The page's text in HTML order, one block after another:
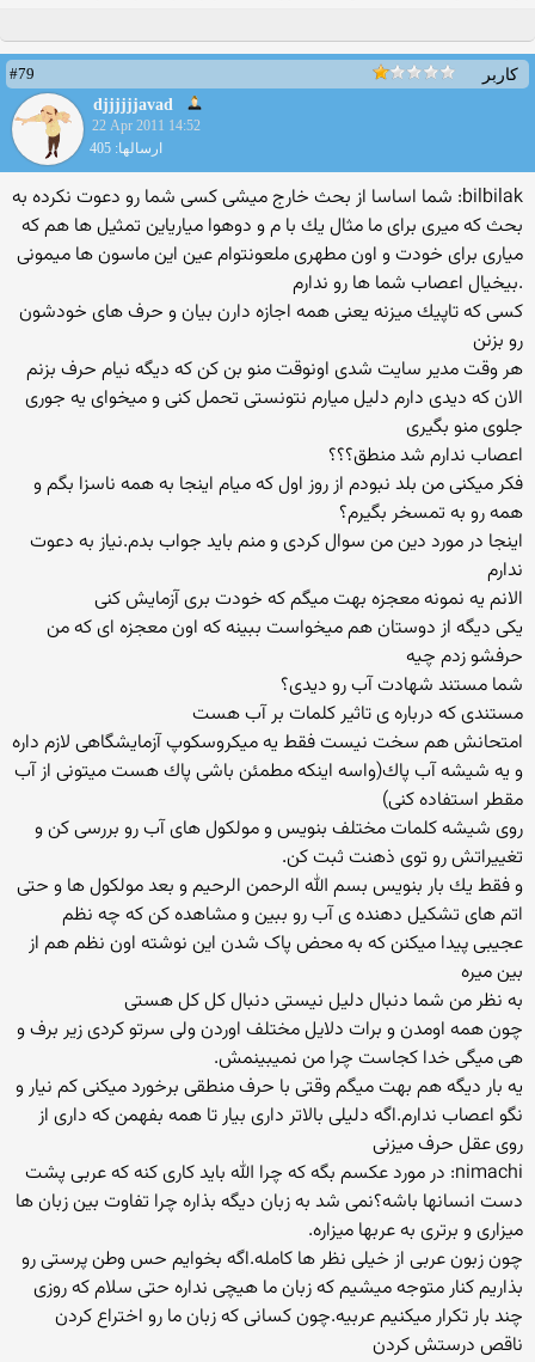
کاربر
#79
djjjjjjavad
22 Apr 2011 14:52
ارسالها: 405
bilbilak: شما اساسا از بحث خارج میشی كسی شما رو دعوت نكرده به
بحث كه میری برای ما مثال یك با م و دوهوا میاریاین تمثیل ها هم كه
میاری برای خودت و اون مطهری ملعونتوام عین این ماسون ها میمونی
.بیخیال اعصاب شما ها رو ندارم
كسی كه تاپیك میزنه یعنی همه اجازه دارن بیان و حرف های خودشون
رو بزنن
هر وقت مدیر سایت شدی اونوقت منو بن كن كه دیگه نیام حرف بزنم
الان كه دیدی دارم دلیل میارم نتونستی تحمل كنی و میخوای یه جوری
جلوی منو بگیری
اعصاب ندارم شد منطق؟؟؟
فكر میكنی من بلد نبودم از روز اول كه میام اینجا به همه ناسزا بگم و
همه رو به تمسخر بگیرم؟
اینجا در مورد دین من سوال كردی و منم باید جواب بدم.نیاز به دعوت
ندارم
الانم یه نمونه معجزه بهت میگم كه خودت بری آزمایش كنی
یكی دیگه از دوستان هم میخواست ببینه كه اون معجزه ای كه من
حرفشو زدم چیه
شما مستند شهادت آب رو دیدی؟
مستندی كه درباره ی تاثیر كلمات بر آب هست
امتحانش هم سخت نیست فقط یه میكروسكوپ آزمایشگاهی لازم داره
و یه شیشه آب پاك(واسه اینكه مطمئن باشی پاك هست میتونی از آب
مقطر استفاده كنی)
روی شیشه كلمات مختلف بنویس و مولكول های آب رو بررسی كن و
تغییراتش رو توی ذهنت ثبت كن.
و فقط یك بار بنویس بسم الله الرحمن الرحیم و بعد مولکول ها و حتی
اتم های تشکیل دهنده ی آب رو ببین و مشاهده کن که چه نظم
عجیبی پیدا میکنن که به محض پاک شدن این نوشته اون نظم هم از
بین میره
به نظر من شما دنبال دلیل نیستی دنبال کل کل هستی
چون همه اومدن و برات دلایل مختلف اوردن ولی سرتو کردی زیر برف و
هی میگی خدا کجاست چرا من نمیبینمش.
یه بار دیگه هم بهت میگم وقتی با حرف منطقی برخورد میکنی کم نیار و
نگو اعصاب ندارم.اگه دلیلی بالاتر داری بیار تا همه بفهمن که داری از
روی عقل حرف میزنی
nimachi: در مورد عكسم بگه كه چرا الله باید كاری كنه كه عربی پشت
دست انسانها باشه؟نمی شد به زبان دیگه بذاره چرا تفاوت بین زبان ها
میزاری و برتری به عربها میزاره.
چون زبون عربی از خیلی نظر ها کامله.اگه بخوایم حس وطن پرستی رو
بذاریم کنار متوجه میشیم که زبان ما هیچی نداره حتی سلام که روزی
چند بار تکرار میکنیم عربیه.چون کسانی که زبان ما رو اختراع کردن
ناقص درستش کردن